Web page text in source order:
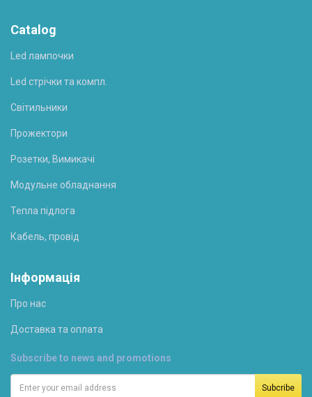
Catalog
Led лампочки
Led стрічки та компл.
Світильники
Прожектори
Розетки, Вимикачі
Модульне обладнання
Тепла підлога
Кабель, провід
Інформація
Про нас
Доставка та оплата
Subscribe to news and promotions